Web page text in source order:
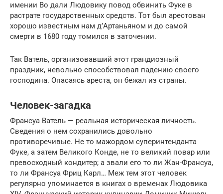
имении Во дали Людовику повод обвинить Фуке в
растрате государственных средств. Тот был арестован
хорошо известным нам д’Артаньяном и до самой
смерти в 1680 году томился в заточении.
Так Ватель, организовавший этот грандиозный
праздник, невольно способствовал падению своего
господина. Опасаясь ареста, он бежал из страны.
Человек-загадка
Франсуа Ватель — реальная историческая личность.
Сведения о нем сохранились довольно
противоречивые. Не то мажордом суперинтенданта
Фуке, а затем Великого Конде, не то великий повар или
превосходный кондитер; а звали его то ли Жан-Франсуа,
то ли Франсуа Фриц Карл… Меж тем этот человек
регулярно упоминается в книгах о временах Людовика